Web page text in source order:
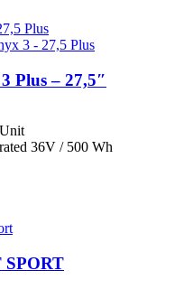
Plus – 27,5″
36V / 500 Wh